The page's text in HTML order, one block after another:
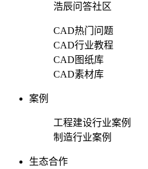
浩辰问答社区
CAD热门问题
CAD行业教程
CAD图纸库
CAD素材库
案例
工程建设行业案例
制造行业案例
生态合作